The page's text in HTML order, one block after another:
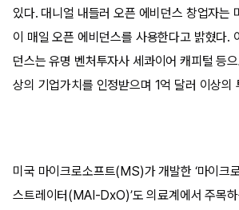
있다. 대니얼 내들러 오픈 에비던스 창업자는
이 매일 오픈 에비던스를 사용한다고 밝혔다.
던스는 유명 벤처투자사 세콰이어 캐피털 등
상의 기업가치를 인정받으며 1억 달러 이상의
미국 마이크로소프트(MS)가 개발한 ‘마이크
스트레이터(MAI-DxO)’도 의료계에서 주목